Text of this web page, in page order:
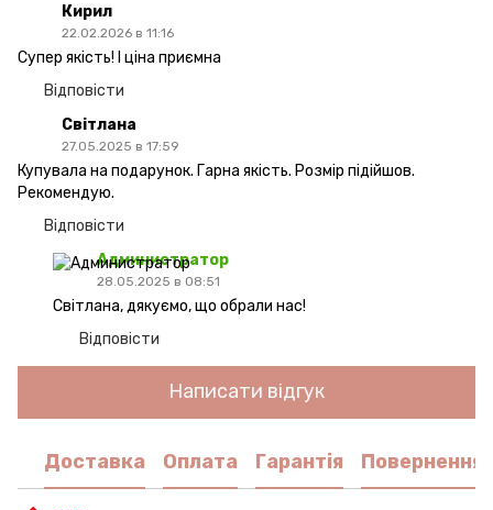
Кирил
22.02.2026 в 11:16
Супер якість! І ціна приємна
Відповісти
Світлана
27.05.2025 в 17:59
Купувала на подарунок. Гарна якість. Розмір підійшов.
Рекомендую.
Відповісти
Администратор
28.05.2025 в 08:51
Світлана, дякуємо, що обрали нас!
Відповісти
Написати відгук
Доставка Оплата Гарантія Повернення